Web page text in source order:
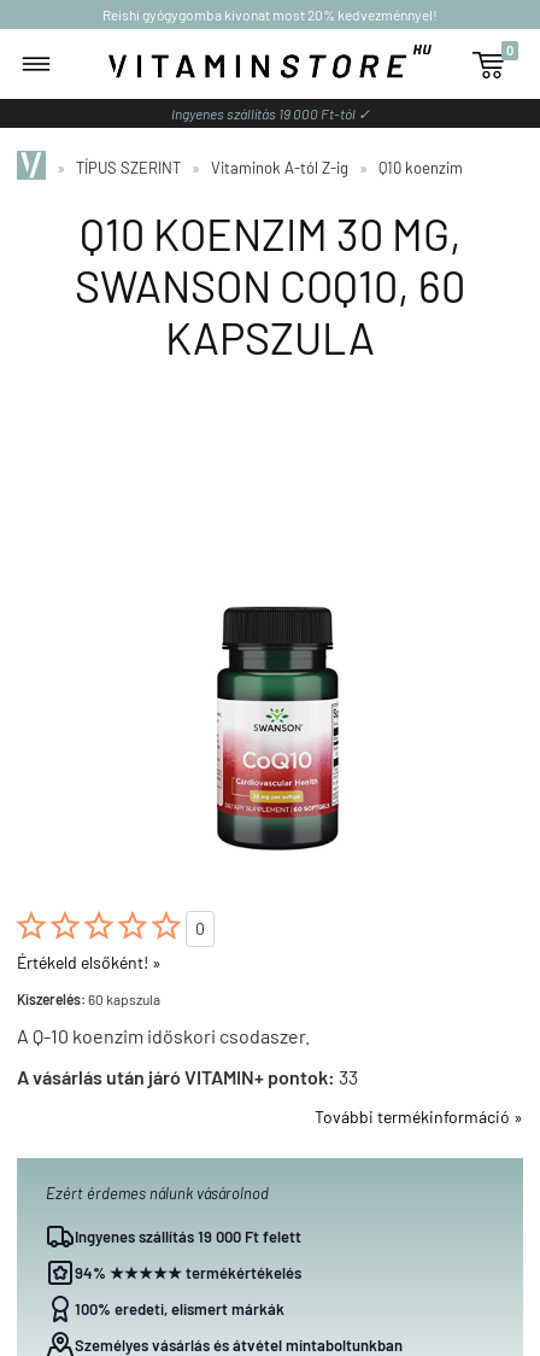
Reishi gyógygomba kivonat most 20% kedvezménnyel!

0
Ingyenes szállítás 19 000 Ft-tól ✓
» TÍPUS SZERINT » Vitaminok A-tól Z-ig » Q10 koenzim
Q10 KOENZIM 30 MG,
SWANSON COQ10, 60
KAPSZULA

0
Értékeld elsőként! »
Kiszerelés: 60 kapszula
A Q-10 koenzim időskori csodaszer.
A vásárlás után járó VITAMIN+ pontok: 33
További termékinformáció »
Ezért érdemes nálunk vásárolnod
Ingyenes szállítás 19 000 Ft felett
94% ★★★★★ termékértékelés
100% eredeti, elismert márkák
Személyes vásárlás és átvétel mintaboltunkban